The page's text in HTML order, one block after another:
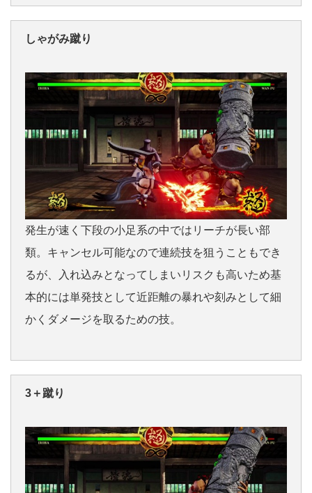
しゃがみ蹴り
発生が速く下段の小足系の中ではリーチが長い部
類。キャンセル可能なので連続技を狙うこともでき
るが、入れ込みとなってしまいリスクも高いため基
本的には単発技として近距離の暴れや刻みとして細
かくダメージを取るための技。
3＋蹴り